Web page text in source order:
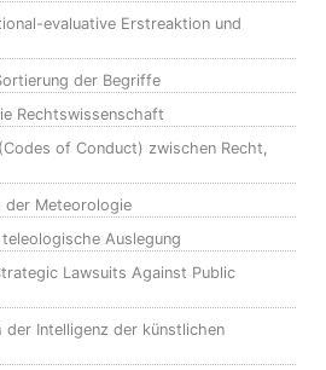
evaluative Erstreaktion und
der Begriffe
Rechtswissenschaft
of Conduct) zwischen Recht,
der Meteorologie
Auslegung
Lawsuits Against Public
der Intelligenz der künstlichen